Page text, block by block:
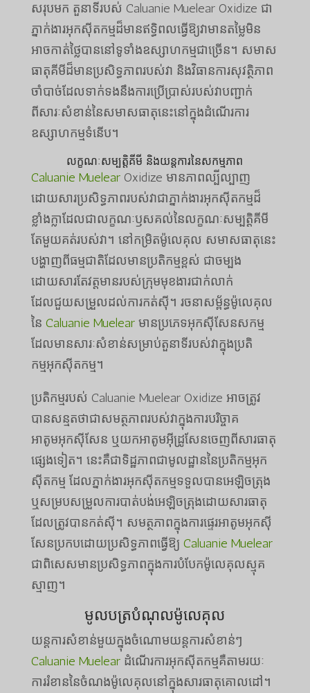
សរុបមក តួនាទីរបស់ Caluanie Muelear Oxidize ជា
ភ្នាក់ងារអុកស៊ីតកម្មដ៏មានឥទ្ធិពលធ្វើឱ្យវាមានតម្លៃមិន
អាចកាត់ថ្លៃបាននៅទូទាំងឧស្សាហកម្មជាច្រើន។ សមាស
ធាតុគីមីដ៏មានប្រសិទ្ធភាពរបស់វា និងវិធានការសុវត្ថិភាព
ចាំបាច់ដែលទាក់ទងនឹងការប្រើប្រាស់របស់វាបញ្ជាក់
ពីសារៈសំខាន់នៃសមាសធាតុនេះនៅក្នុងដំណើរការ
ឧស្សាហកម្មទំនើប។
លក្ខណៈសម្បត្តិគីមី និងយន្តការនៃសកម្មភាព
Caluanie MuelearOxidize មានភាពល្បីល្បាញ
ដោយសារប្រសិទ្ធភាពរបស់វាជាភ្នាក់ងារអុកស៊ីតកម្មដ៏
ខ្លាំងក្លាដែលជាលក្ខណៈឫសគល់នៃលក្ខណៈសម្បត្តិគីមី
តែមួយគត់របស់វា។ នៅកម្រិតម៉ូលេគុល សមាសធាតុនេះ
បង្ហាញពីធម្មជាតិដែលមានប្រតិកម្មខ្ពស់ ជាចម្បង
ដោយសារតែវត្តមានរបស់ក្រុមមុខងារជាក់លាក់
ដែលជួយសម្រួលដល់ការកត់សុី។ រចនាសម្ព័ន្ធម៉ូលេគុល
នៃ Caluanie Muelearមានប្រភេទអុកស៊ីសែនសកម្ម
ដែលមានសារៈសំខាន់សម្រាប់តួនាទីរបស់វាក្នុងប្រតិ
កម្មអុកស៊ីតកម្ម។
ប្រតិកម្មរបស់ Caluanie Muelear Oxidize អាចត្រូវ
បានសន្មតថាជាសមត្ថភាពរបស់វាក្នុងការបរិច្ចាគ
អាតូមអុកស៊ីសែន ឬយកអាតូមអ៊ីដ្រូសែនចេញពីសារធាតុ
ផ្សេងទៀត។ នេះគឺជាទិដ្ឋភាពជាមូលដ្ឋាននៃប្រតិកម្មអុក
ស៊ីតកម្ម ដែលភ្នាក់ងារអុកស៊ីតកម្មទទួលបានអេឡិចត្រុង
ឬសម្របសម្រួលការបាត់បង់អេឡិចត្រុងដោយសារធាតុ
ដែលត្រូវបានកត់សុី។ សមត្ថភាពក្នុងការផ្ទេរអាតូមអុកស៊ី
សែនប្រកបដោយប្រសិទ្ធភាពធ្វើឱ្យ Caluanie Muelear
ជាពិសេសមានប្រសិទ្ធភាពក្នុងការបំបែកម៉ូលេគុលស្មុគ
ស្មាញ។
មូលបត្របំណុលម៉ូលេគុល
យន្តការសំខាន់មួយក្នុងចំណោមយន្តការសំខាន់ៗ
Caluanie Muelearដំណើរការអុកស៊ីតកម្មគឺតាមរយៈ
ការរំខាននៃចំណងម៉ូលេគុលនៅក្នុងសារធាតុគោលដៅ។